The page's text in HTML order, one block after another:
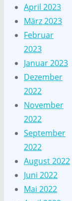
April 2023
März 2023
Februar
2023
Januar 2023
Dezember
2022
November
2022
September
2022
August 2022
Juni 2022
Mai 2022